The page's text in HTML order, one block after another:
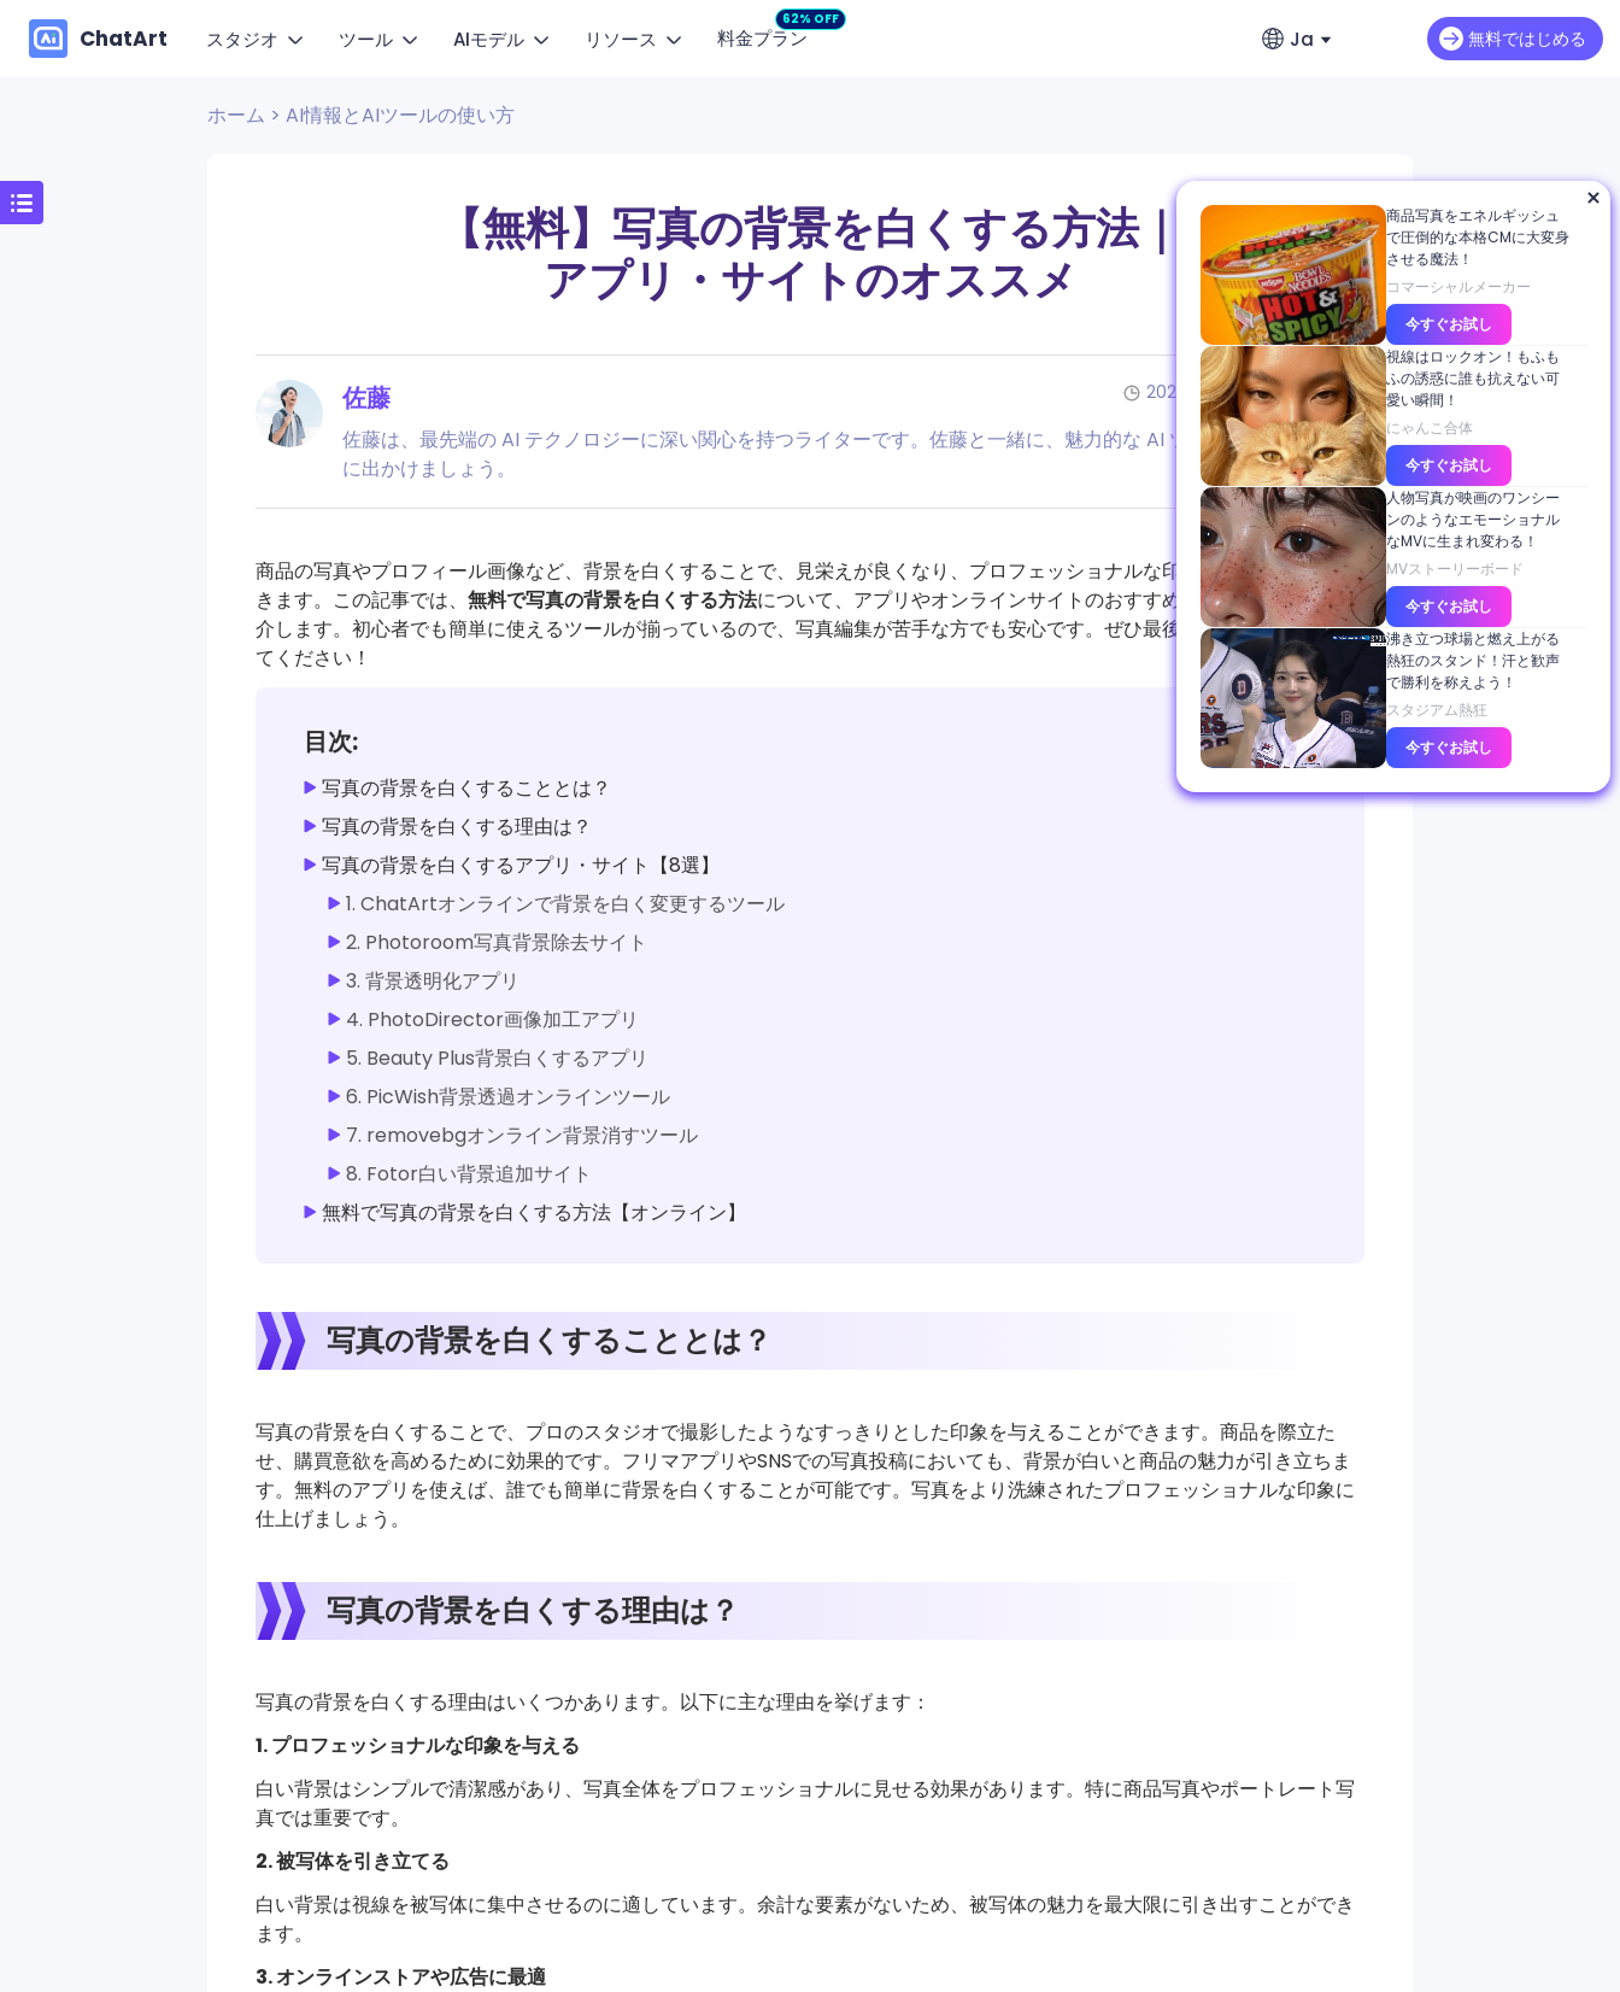
ChatArt スタジオ
既存動画の続きを自然に生成
モーションコントロール
動きや表情を手軽に再現
ツール
マーケティング
商品広告
商品の魅力を動画広告に
AIモデル
AI動画モデル
HappyHorse 1.0 Seedance 2.0 Art Motion 5 HOT
Wan 2.6 Vidu Q2 Pro PixVerse 4.5
リソース
【無料】AIで小説を自動作成するサイト・アプリのおすすめ
面白いLINEグループ名一覧とAI生成ツール
面白い誕生日メッセージ例文のまとめ
Google Nano-Bananaとは？Gemini 2.5 Flash Imageの全貌
生成AI文章の真偽判定におすすめのAIチェッカー
探す
製品FAQ
ChatArtを入手
料金プラン
62% OFF
Ja
繁體中文 (台灣)
繁体字中国語
日本語
日本語
한국어
韓国語
無料ではじめる
ホーム > AI情報とAIツールの使い方
【無料】写真の背景を白くする方法｜
アプリ・サイトのオススメ
佐藤
佐藤は、最先端の AI テクノロジーに深い関心を持つライターです。佐藤と一緒に、魅力的な AI ツールの世界を巡る旅
に出かけましょう。
2025/11/17 7分で読めます
商品の写真やプロフィール画像など、背景を白くすることで、見栄えが良くなり、プロフェッショナルな印象を与えることがで
きます。この記事では、 無料で写真の背景を白くする方法について、アプリやオンラインサイトのおすすめツールを詳しくご紹
介します。初心者でも簡単に使えるツールが揃っているので、写真編集が苦手な方でも安心です。ぜひ最後までチェックしてみ
てください！
目次:
写真の背景を白くすることとは？
写真の背景を白くする理由は？
写真の背景を白くするアプリ・サイト【8選】
1. ChatArtオンラインで背景を白く変更するツール
2. Photoroom写真背景除去サイト
3. 背景透明化アプリ
4. PhotoDirector画像加工アプリ
5. Beauty Plus背景白くするアプリ
6. PicWish背景透過オンラインツール
7. removebgオンライン背景消すツール
8. Fotor白い背景追加サイト
無料で写真の背景を白くする方法【オンライン】
写真の背景を白くすることとは？
写真の背景を白くすることで、プロのスタジオで撮影したようなすっきりとした印象を与えることができます。商品を際立た
せ、購買意欲を高めるために効果的です。フリマアプリやSNSでの写真投稿においても、背景が白いと商品の魅力が引き立ちま
す。無料のアプリを使えば、誰でも簡単に背景を白くすることが可能です。写真をより洗練されたプロフェッショナルな印象に
仕上げましょう。
写真の背景を白くする理由は？
写真の背景を白くする理由はいくつかあります。以下に主な理由を挙げます：
1. プロフェッショナルな印象を与える
白い背景はシンプルで清潔感があり、写真全体をプロフェッショナルに見せる効果があります。特に商品写真やポートレート写
真では重要です。
2. 被写体を引き立てる
白い背景は視線を被写体に集中させるのに適しています。余計な要素がないため、被写体の魅力を最大限に引き出すことができ
ます。
3. オンラインストアや広告に最適
商品写真をエネルギッシュ
で圧倒的な本格CMに大変身
させる魔法！
コマーシャルメーカー
今すぐお試し
視線はロックオン！もふも
ふの誘惑に誰も抗えない可
愛い瞬間！
にゃんこ合体
今すぐお試し
人物写真が映画のワンシー
ンのようなエモーショナル
なMVに生まれ変わる！
MVストーリーボード
今すぐお試し
沸き立つ球場と燃え上がる
熱狂のスタンド！汗と歓声
で勝利を称えよう！
スタジアム熱狂
今すぐお試し